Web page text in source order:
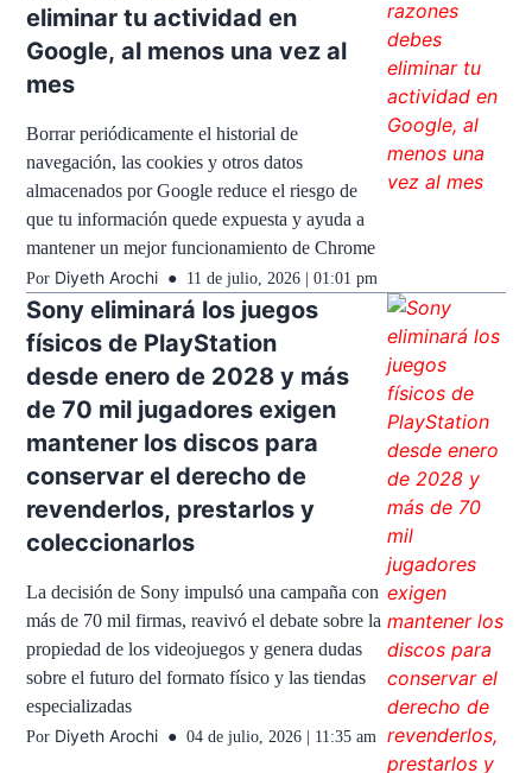
eliminar tu actividad en
Google, al menos una vez al
mes
Borrar periódicamente el historial de
navegación, las cookies y otros datos
almacenados por Google reduce el riesgo de
que tu información quede expuesta y ayuda a
mantener un mejor funcionamiento de Chrome
Por Diyeth Arochi 11 de julio, 2026 | 01:01 pm
Sony eliminará los juegos
físicos de PlayStation
desde enero de 2028 y más
de 70 mil jugadores exigen
mantener los discos para
conservar el derecho de
revenderlos, prestarlos y
coleccionarlos
La decisión de Sony impulsó una campaña con
más de 70 mil firmas, reavivó el debate sobre la
propiedad de los videojuegos y genera dudas
sobre el futuro del formato físico y las tiendas
especializadas
Por Diyeth Arochi 04 de julio, 2026 | 11:35 am